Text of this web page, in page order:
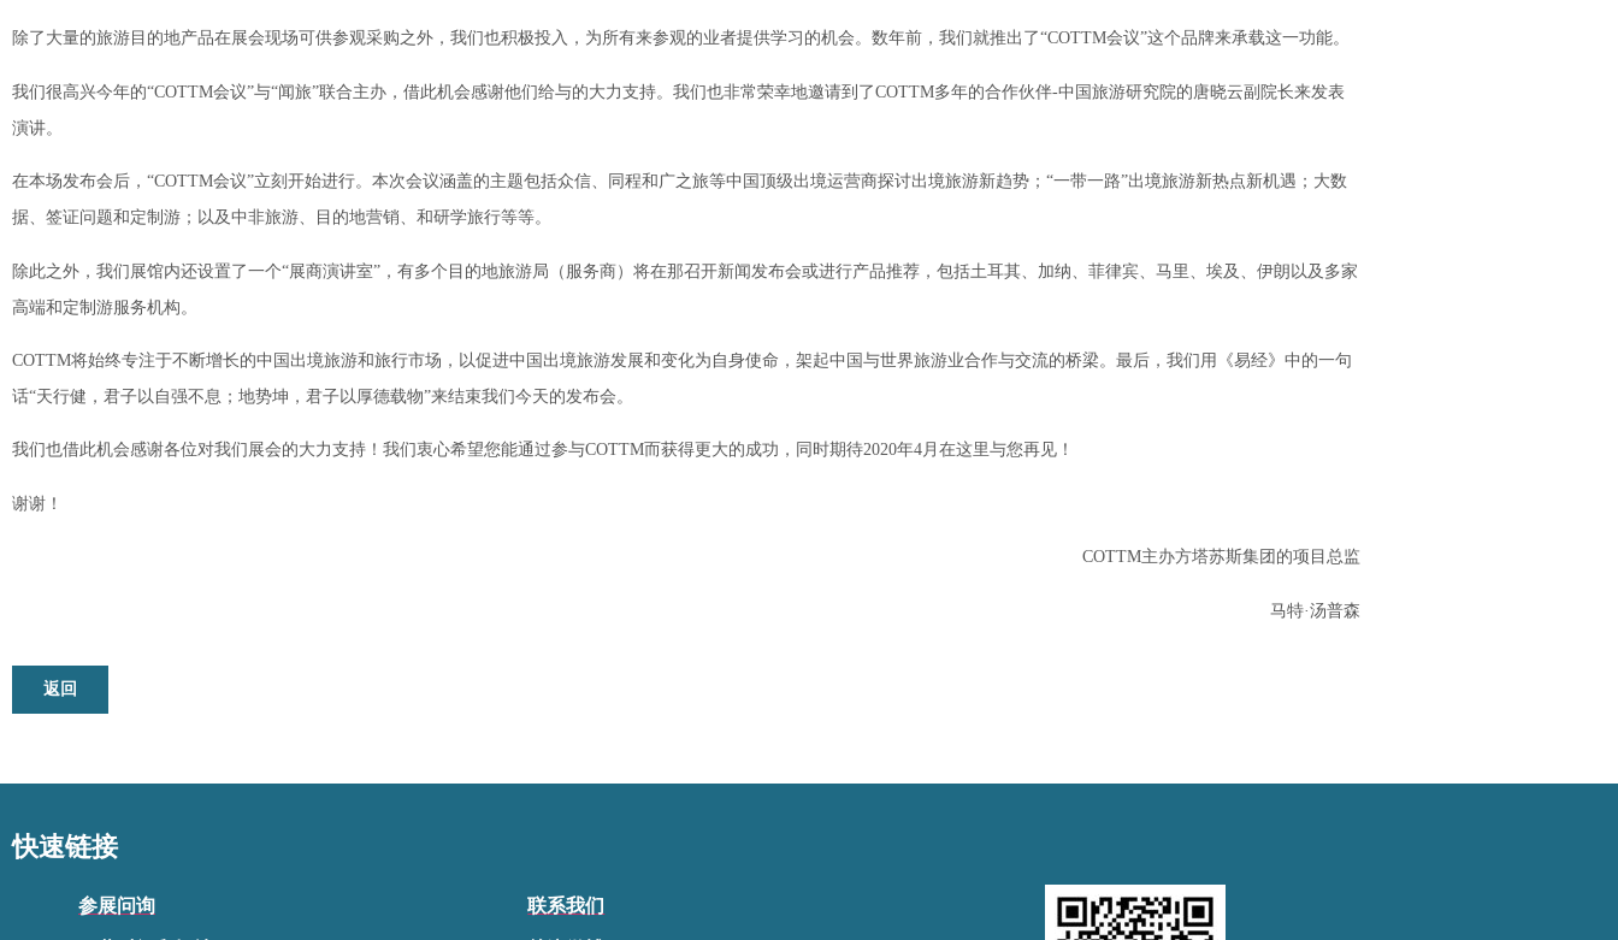
除了大量的旅游目的地产品在展会现场可供参观采购之外，我们也积极投入，为所有来参观的业者提供学习的机会。数年前，我们就推出了“COTTM会议”这个品牌来承载这一功能。
我们很高兴今年的“COTTM会议”与“闻旅”联合主办，借此机会感谢他们给与的大力支持。我们也非常荣幸地邀请到了COTTM多年的合作伙伴-中国旅游研究院的唐晓云副院长来发表
演讲。
在本场发布会后，“COTTM会议”立刻开始进行。本次会议涵盖的主题包括众信、同程和广之旅等中国顶级出境运营商探讨出境旅游新趋势；“一带一路”出境旅游新热点新机遇；大数
据、签证问题和定制游；以及中非旅游、目的地营销、和研学旅行等等。
除此之外，我们展馆内还设置了一个“展商演讲室”，有多个目的地旅游局（服务商）将在那召开新闻发布会或进行产品推荐，包括土耳其、加纳、菲律宾、马里、埃及、伊朗以及多家
高端和定制游服务机构。
COTTM将始终专注于不断增长的中国出境旅游和旅行市场，以促进中国出境旅游发展和变化为自身使命，架起中国与世界旅游业合作与交流的桥梁。最后，我们用《易经》中的一句
话“天行健，君子以自强不息；地势坤，君子以厚德载物”来结束我们今天的发布会。
我们也借此机会感谢各位对我们展会的大力支持！我们衷心希望您能通过参与COTTM而获得更大的成功，同时期待2020年4月在这里与您再见！
谢谢！
COTTM主办方塔苏斯集团的项目总监
马特·汤普森
返回
快速链接
参展问询 联系我们